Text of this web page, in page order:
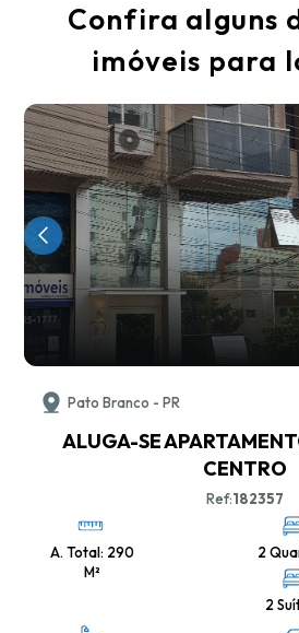
Confira alguns
imóveis para
Pato Branco - PR
ALUGA-SE
CENTRO
Ref:182357
A. Total: 290
M²
2
2